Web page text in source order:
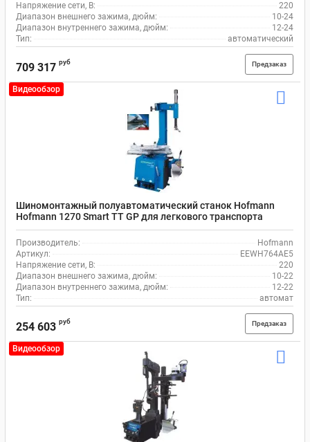
Напряжение сети, В:
220
Диапазон внешнего зажима, дюйм:
10-24
Диапазон внутреннего зажима, дюйм:
12-24
Тип:
автоматический
709 317 руб Предзаказ
Видеообзор
Шиномонтажный полуавтоматический станок Hofmann
Hofmann 1270 Smart TT GP для легкового транспорта
Производитель:
Hofmann
Артикул:
EEWH764AE5
Напряжение сети, В:
220
Диапазон внешнего зажима, дюйм:
10-22
Диапазон внутреннего зажима, дюйм:
12-22
Тип:
автомат
254 603 руб Предзаказ
Видеообзор